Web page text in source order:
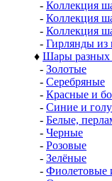
- Коллекция
- Коллекция
- Коллекция
- Гирлянды из
♦ Шары разных
- Золотые
- Серебряные
- Красные и
- Синие и
- Белые,
- Черные
- Розовые
- Зелёные
- Фиолетовые